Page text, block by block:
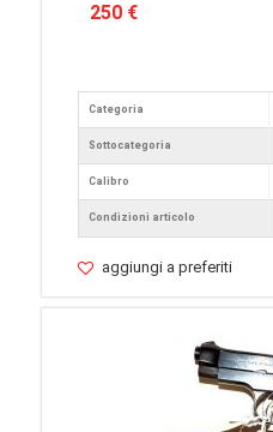
250 €
Categoria
Sottocategoria
Calibro
Condizioni articolo
aggiungi a preferiti